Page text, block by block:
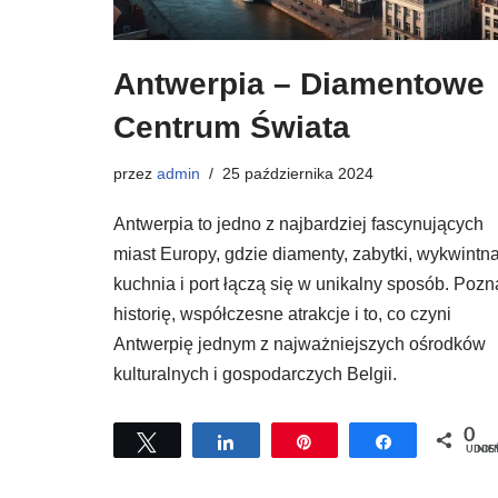
Antwerpia – Diamentowe
Centrum Świata
przez admin 25 października 2024
Antwerpia to jedno z najbardziej fascynujących
miast Europy, gdzie diamenty, zabytki,
kuchnia i port łączą się w unikalny sposób.
historię, współczesne atrakcje i to, co czyni
Antwerpię jednym z najważniejszych ośrodków
kulturalnych i gospodarczych Belgii.
Tweetuj Udostępnij Przypnij Udostępnij
0